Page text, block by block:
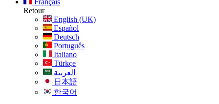
Français
Retour
English (UK)
Español
Deutsch
Português
Italiano
Türkçe
العربية
日本語
한국어